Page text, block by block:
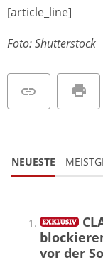
[article_line]
Foto: Shutterstock
NEUESTE
vor der